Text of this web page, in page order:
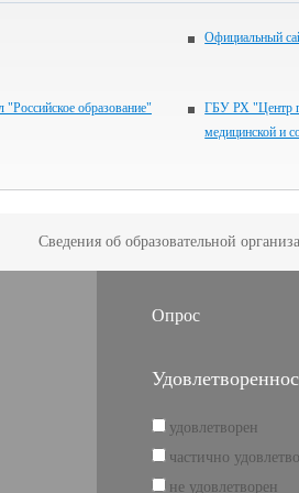
Официальный
"Российское образование"
ГБУ РХ "Центр
медицинской и
Сведения об образовательной
Опрос
удовлетворен
частично
не удовлетворен